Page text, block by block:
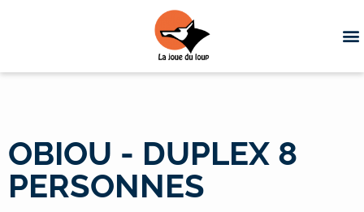
OBIOU - DUPLEX 8
PERSONNES